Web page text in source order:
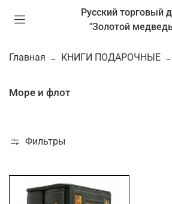
Русский торговый
"Золотой
Главная КНИГИ ПОДАРОЧНЫЕ
Море и флот
Фильтры